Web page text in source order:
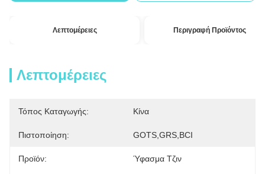
Λεπτομέρειες Περιγραφή Προϊόντος
Λεπτομέρειες
Τόπος Καταγωγής: Κίνα
Πιστοποίηση: GOTS,GRS,BCI
Προϊόν: Ύφασμα Τζιν